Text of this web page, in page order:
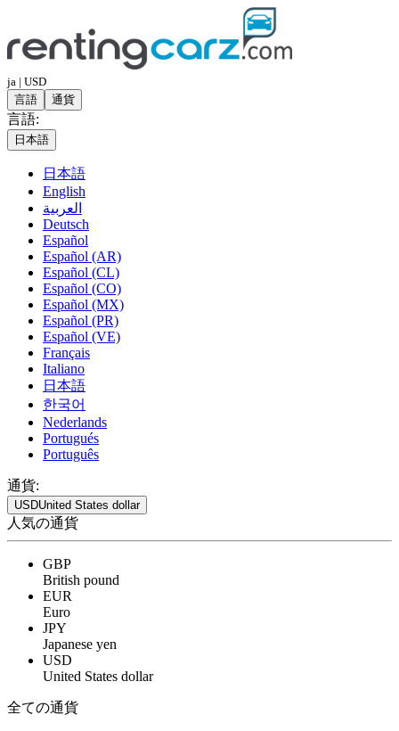
ja | USD
言語
通貨
言語:
日本語
日本語
English
العربية
Deutsch
Español
Español (AR)
Español (CL)
Español (CO)
Español (MX)
Español (PR)
Español (VE)
Français
Italiano
日本語
한국어
Nederlands
Portugués
Português
通貨:
USDUnited States dollar
人気の通貨
GBP
British pound
EUR
Euro
JPY
Japanese yen
USD
United States dollar
全ての通貨